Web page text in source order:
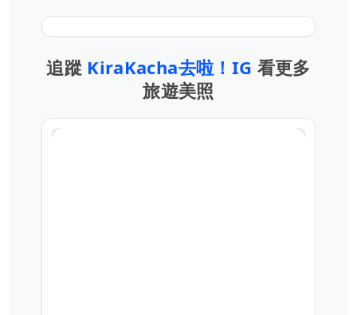
追蹤 KiraKacha去啦！IG 看更多
旅遊美照